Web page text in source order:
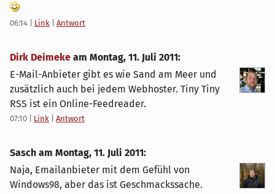
06:14 Link Antwort
Dirk Deimeke am Montag, 11. Juli 2011:
E-Mail-Anbieter gibt es wie Sand am Meer und
zusätzlich auch bei jedem Webhoster. Tiny Tiny
RSS ist ein Online-Feedreader.
07:10 Link Antwort
Sasch am Montag, 11. Juli 2011:
Naja, Emailanbieter mit dem Gefühl von
Windows98, aber das ist Geschmackssache.